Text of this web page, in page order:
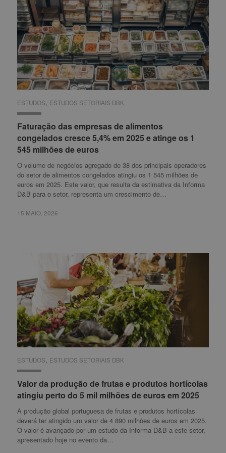
ESTUDOS, ESTUDOS SETORIAIS DBK
Faturação das empresas de alimentos
congelados cresce 5,4% em 2025 e atinge os 1
545 milhões de euros
O volume de negócios agregado de 38 dos principais operadores
do setor de alimentos congelados atingiu os 1 545 milhões de
euros em 2025. Este valor, que resulta da estimativa da Informa
D&B para o setor, representa um crescimento de…
15 MAIO, 2026
ESTUDOS ESTUDOS SETORIAIS DBK
Faturação das empresas de alimentos
congelados cresce 5,4% em 2025 e atinge os 1
545 milhões de euros
15 MAIO, 2026
ESTUDOS, ESTUDOS SETORIAIS DBK
Valor da produção de frutas e produtos hortícolas
atingiu perto do 5 mil milhões de euros em 2025
A produção global portuguesa de frutas e produtos hortícolas
deverá ter atingido um valor de 4 890 milhões de euros em 2025.
O valor é avançado por um estudo da Informa D&B a este setor,
apresentado hoje no evento da…
ESTUDOS ESTUDOS SETORIAIS DBK
Valor da produção de frutas e produtos hortícolas
atingiu perto do 5 mil milhões de euros em 2025